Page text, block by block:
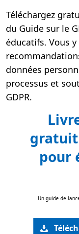
Téléchargez
du Guide sur le
éducatifs. Vous
données
processus et
GDPR.
gratuit
pour
Un guide de